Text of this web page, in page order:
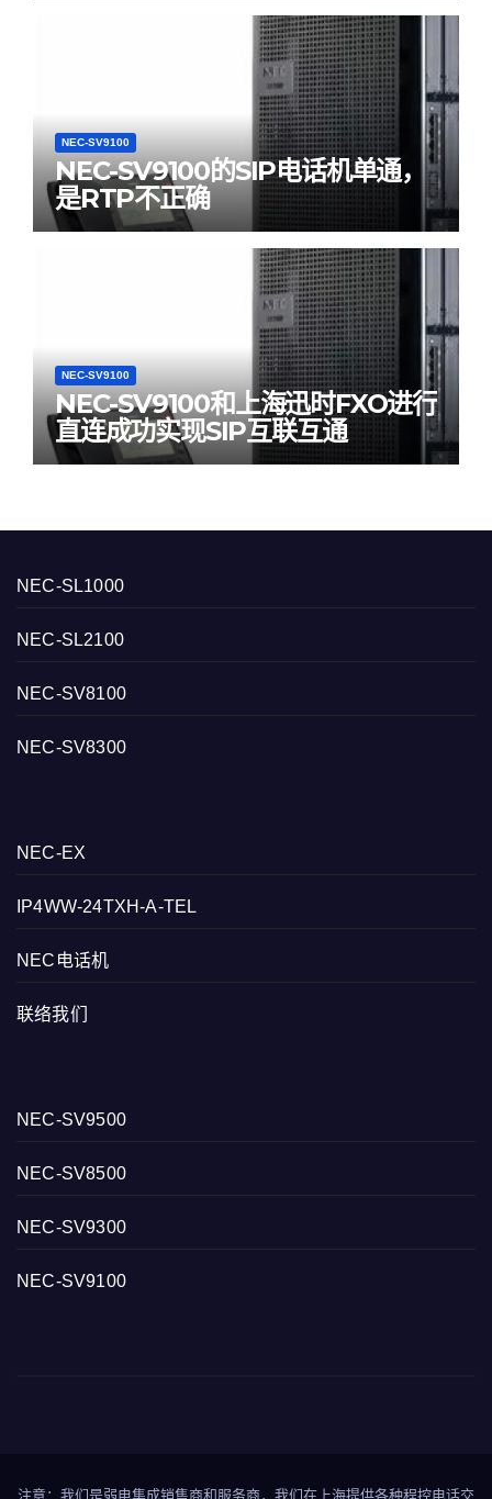
NEC-SV9100
NEC-SV9100的SIP电话机单通，
是RTP不正确
NEC-SV9100
NEC-SV9100和上海迅时FXO进行
直连成功实现SIP互联互通
NEC-SL1000
NEC-SL2100
NEC-SV8100
NEC-SV8300
NEC-EX
IP4WW-24TXH-A-TEL
NEC电话机
联络我们
NEC-SV9500
NEC-SV8500
NEC-SV9300
NEC-SV9100
注意：我们是弱电集成销售商和服务商，我们在上海提供各种程控电话交